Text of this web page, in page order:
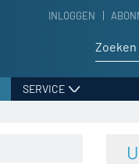
INLOGGEN
SERVICE